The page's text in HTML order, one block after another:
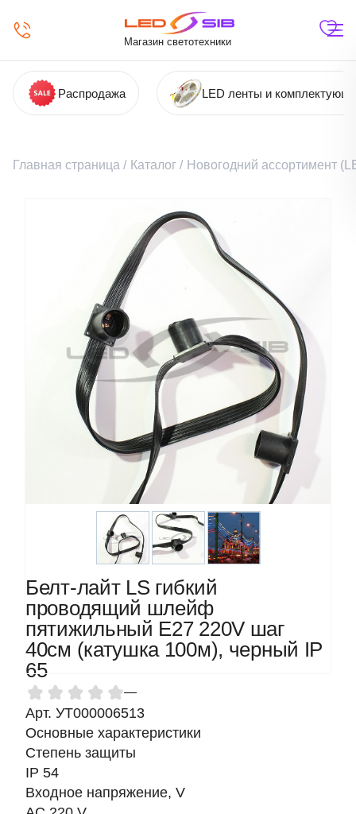
Магазин светотехники
Распродажа LED ленты и
Главная страница / Каталог / Новогодний ассортимент
Белт-лайт LS гибкий
проводящий шлейф
пятижильный Е27 220V шаг
40см (катушка 100м), черный IP
65
—
Арт. УТ000006513
Основные характеристики
Степень защиты
IP 54
Входное напряжение, V